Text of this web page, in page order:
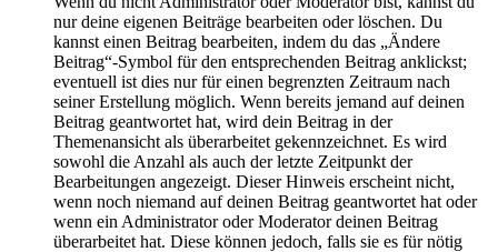
nur deine eigenen Beiträge bearbeiten oder löschen. Du
kannst einen Beitrag bearbeiten, indem du das „Ändere
Beitrag“-Symbol für den entsprechenden Beitrag anklickst;
eventuell ist dies nur für einen begrenzten Zeitraum nach
seiner Erstellung möglich. Wenn bereits jemand auf deinen
Beitrag geantwortet hat, wird dein Beitrag in der
Themenansicht als überarbeitet gekennzeichnet. Es wird
sowohl die Anzahl als auch der letzte Zeitpunkt der
Bearbeitungen angezeigt. Dieser Hinweis erscheint nicht,
wenn noch niemand auf deinen Beitrag geantwortet hat oder
wenn ein Administrator oder Moderator deinen Beitrag
überarbeitet hat. Diese können jedoch, falls sie es für nötig